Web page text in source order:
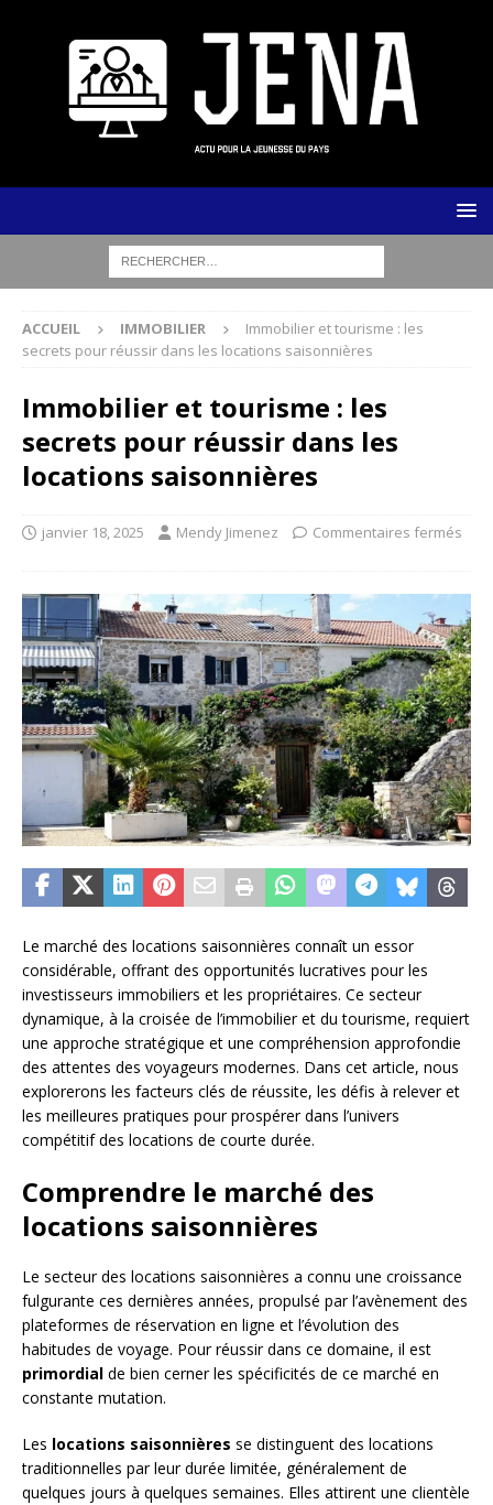
ACCUEIL IMMOBILIER
Immobilier et tourisme : les
secrets pour réussir dans les locations saisonnières
Immobilier et tourisme : les
secrets pour réussir dans les
locations saisonnières
janvier 18, 2025 Mendy Jimenez Commentaires fermés
Le marché des locations saisonnières connaît un essor
considérable, offrant des opportunités lucratives pour les
investisseurs immobiliers et les propriétaires. Ce secteur
dynamique, à la croisée de l’immobilier et du tourisme, requiert
une approche stratégique et une compréhension approfondie
des attentes des voyageurs modernes. Dans cet article, nous
explorerons les facteurs clés de réussite, les défis à relever et
les meilleures pratiques pour prospérer dans l’univers
compétitif des locations de courte durée.
Comprendre le marché des
locations saisonnières
Le secteur des locations saisonnières a connu une croissance
fulgurante ces dernières années, propulsé par l’avènement des
plateformes de réservation en ligne et l’évolution des
habitudes de voyage. Pour réussir dans ce domaine, il est
primordial de bien cerner les spécificités de ce marché en
constante mutation.
Les locations saisonnières se distinguent des locations
traditionnelles par leur durée limitée, généralement de
quelques jours à quelques semaines. Elles attirent une clientèle